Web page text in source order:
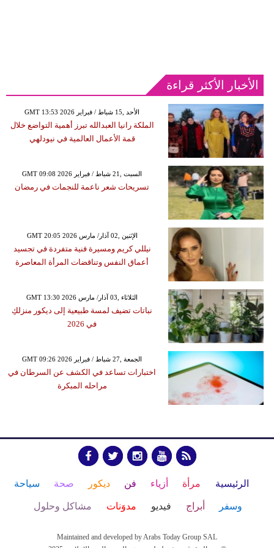
الأخبار الأكثر قراءة
GMT 13:53 2026 الأحد ,15 شباط / فبراير
الملكة رانيا العبدالله تبرز أهمية التواضع خلال
قمة الأعمال العالمية في نيودلهي
GMT 09:08 2026 السبت ,21 شباط / فبراير
تسريحات شعر ناعمة للنجمات في رمضان
GMT 20:05 2026 الإثنين ,02 آذار/ مارس
نيللي كريم ومسيرة فنية متفردة في تجسيد
أعماق النفس وتناقضات المرأة المعاصرة
GMT 13:30 2026 الثلاثاء ,03 آذار/ مارس
نباتات تضيف لمسة طبيعية إلى ديكور منزلكِ
في 2026
GMT 09:26 2026 الجمعة ,27 شباط / فبراير
اختبارات تساعد في الكشف عن السرطان في
مراحله المبكرة
الرئيسية مرأة أزياء فن ديكور صحة سياحة
وسفر أبراج فيديو مدوَنات مشاكل وحلول
Maintained and developed by Arabs Today Group SAL